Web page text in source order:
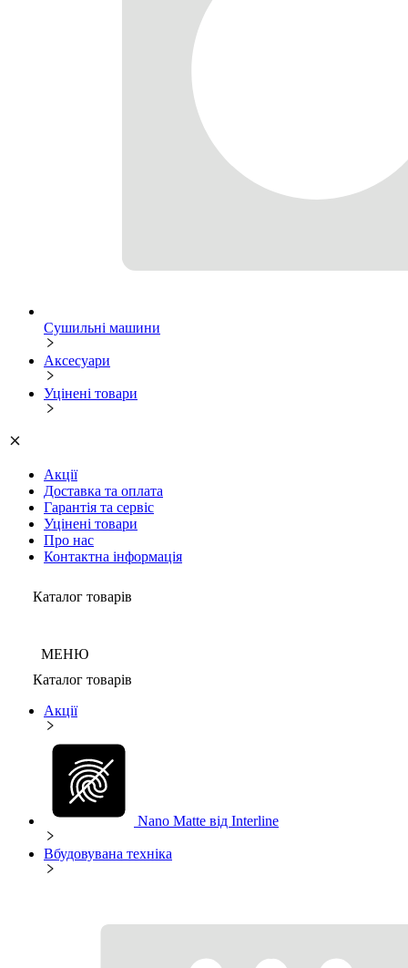
Сушильні машини
Аксесуари
Уцінені товари
Акції
Доставка та оплата
Гарантія та сервіс
Уцінені товари
Про нас
Контактна інформація
Каталог товарів
МЕНЮ
Каталог товарів
Акції
Nano Matte від Interline
Вбудовувана техніка